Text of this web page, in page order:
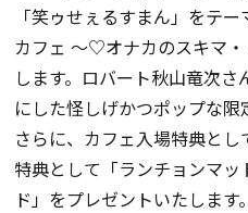
「笑ゥせぇるすまん」をテ
カフェ ～♡オナカのスキマ
します。ロバート秋山竜次
にした怪しげかつポップな限
さらに、カフェ入場特典と
特典として「ランチョンマ
ド」をプレゼントいたしま